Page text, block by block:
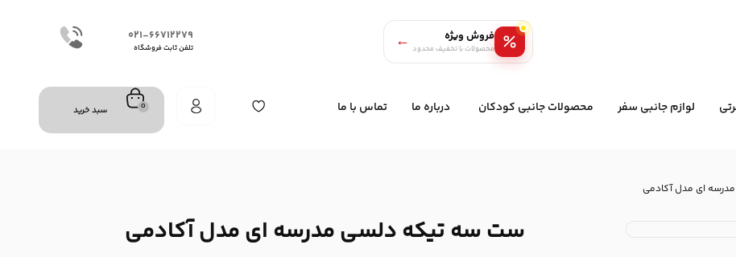
۰۲۱-۶۶۷۱۲۲۷۹
تلفن ثابت فروشگاه
فروش ویژه
محصولات با تخفیف محدود ←
لوازم جانبی سفر محصولات جانبی کودکان درباره ما تماس با ما سبد خرید 0
ای مدل آکادمی
ست سه تیکه دلسی مدرسه ای مدل آکادمی